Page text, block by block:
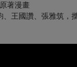
著漫畫
王國讚、張雅筑，